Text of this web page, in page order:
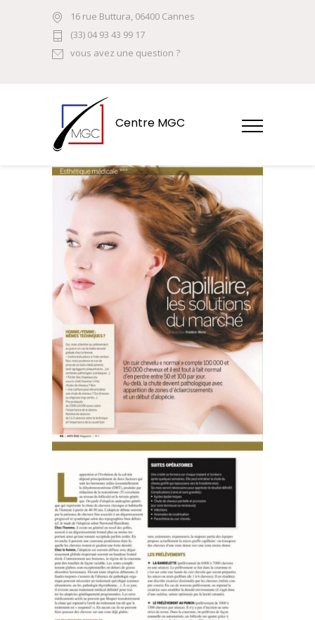
16 rue Buttura, 06400 Cannes
(33) 04 93 43 99 17
vous avez une question ?
Centre MGC